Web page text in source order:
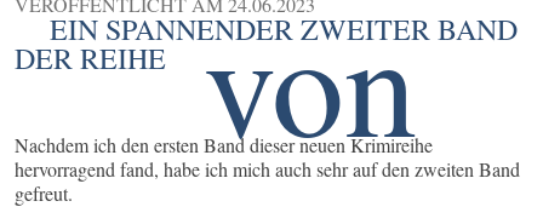
EIN SPANNENDER ZWEITER BAND
DER REIHE
Nachdem ich den ersten Band dieser neuen Krimireihe
hervorragend fand, habe ich mich auch sehr auf den zweiten Band
gefreut.